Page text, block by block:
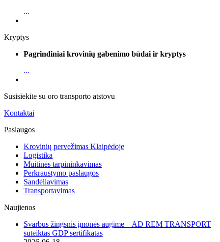
...
Kryptys
Pagrindiniai krovinių gabenimo būdai ir kryptys
...
Susisiekite su oro transporto atstovu
Kontaktai
Paslaugos
Krovinių pervežimas Klaipėdoje
Logistika
Muitinės tarpininkavimas
Perkraustymo paslaugos
Sandėliavimas
Transportavimas
Naujienos
Svarbus žingsnis įmonės augime – AD REM TRANSPORT
suteiktas GDP sertifikatas